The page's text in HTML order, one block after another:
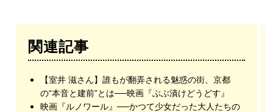
関連記事
【室井 滋さん】誰もが翻弄される魅惑の街、京都
の“本音と建前”とは──映画『ぶぶ漬けどうどす』
映画『ルノワール』──かつて少女だった大人たちの